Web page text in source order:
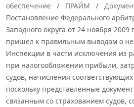
обеспечение
ПРАЙМ
Постановление Федерального
Западного округа от 24 ноября 2009
пришел к правильным выводам о
Инспекции в части исключения из
при налогообложении прибыли,
судов, начисления
поскольку представленные
связанным со страхованием судов,